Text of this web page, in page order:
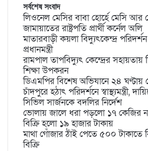
সর্বশেষ সংবাদ
লিওনেল মেসির বাবা হোর্হে মেসি আর
জামায়াতের রাষ্ট্রপতি প্রার্থী কর্নেল অলি
মাতারবাড়ী কয়লা বিদ্যুৎকেন্দ্র
প্রধানমন্ত্রী
রামপাল তাপবিদ্যুৎ কেন্দ্রের সহায়তায়
শিক্ষা উপকরন
ডিএমপির বিশেষ অভিযানে ২৪ ঘণ্টায়
চাঁদপুরে হঠাৎ পরিদর্শনে স্বাস্থ্যমন্ত্রী,
সিভিল সার্জনকে বদলির নির্দেশ
ভোলায় জালে ধরা পড়লো ১৭ কেজির
বিক্রি হলো ১৯ হাজার টাকায়
মাথা গোঁজার ঠাঁই পেতে ৫০০ টাকাতে
বিক্রি